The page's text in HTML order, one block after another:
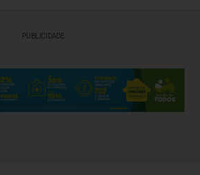
PUBLICIDADE